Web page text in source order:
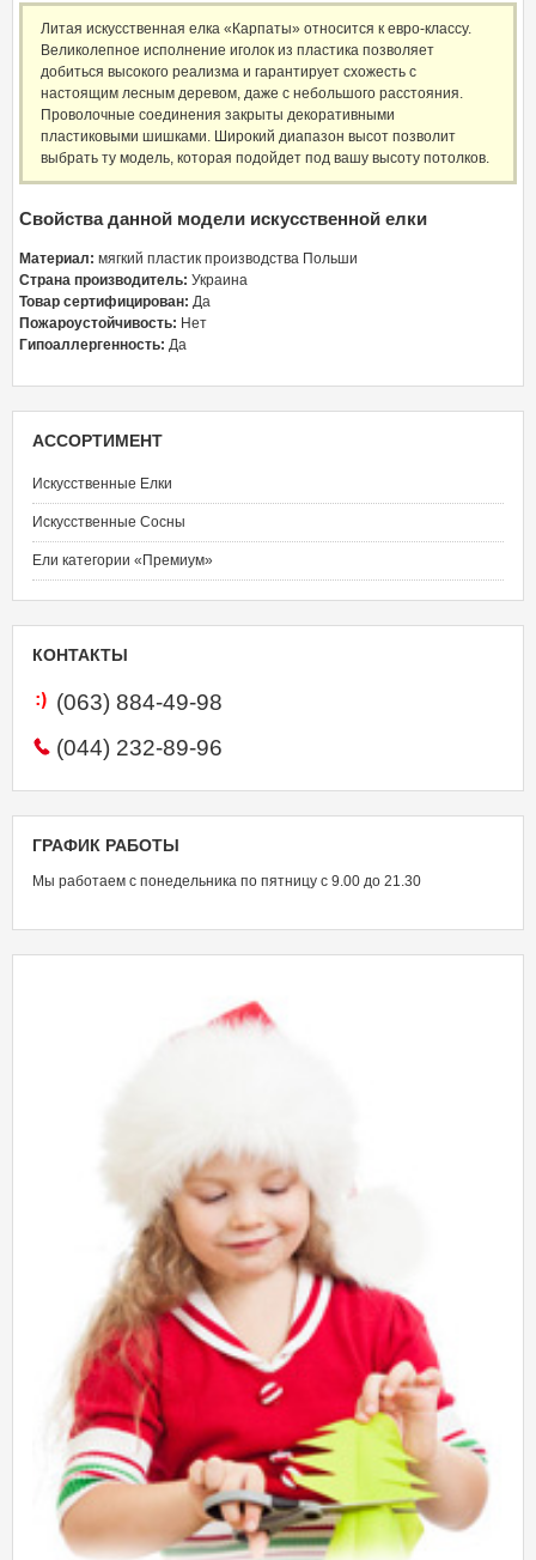
Литая искусственная елка «Карпаты» относится к евро-классу.
Великолепное исполнение иголок из пластика позволяет
добиться высокого реализма и гарантирует схожесть с
настоящим лесным деревом, даже с небольшого расстояния.
Проволочные соединения закрыты декоративными
пластиковыми шишками. Широкий диапазон высот позволит
выбрать ту модель, которая подойдет под вашу высоту потолков.
Свойства данной модели искусственной елки
Материал: мягкий пластик производства Польши
Страна производитель: Украина
Товар сертифицирован: Да
Пожароустойчивость: Нет
Гипоаллергенность: Да
АССОРТИМЕНТ
Искусственные Елки
Искусственные Сосны
Ели категории «Премиум»
КОНТАКТЫ
(063) 884-49-98
(044) 232-89-96
ГРАФИК РАБОТЫ
Мы работаем с понедельника по пятницу с 9.00 до 21.30